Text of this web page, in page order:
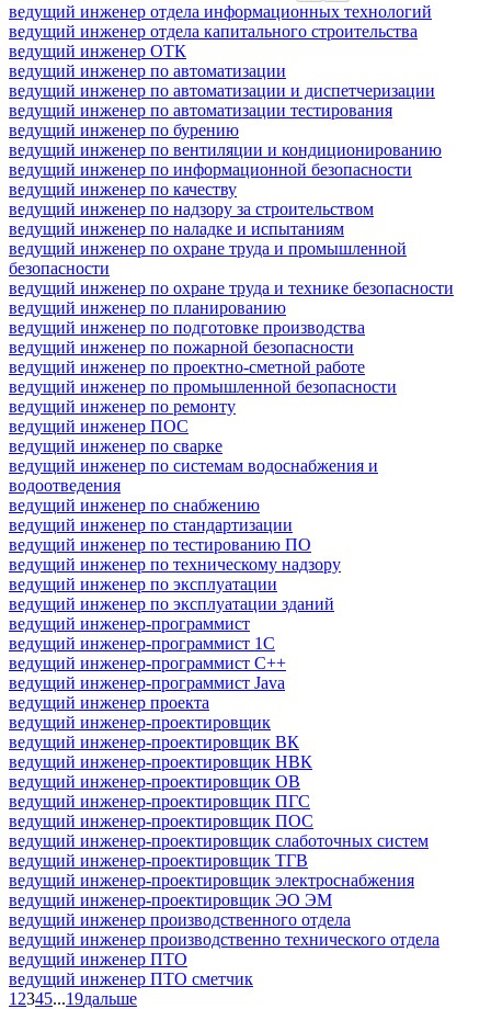
ведущий инженер отдела информационных технологий
ведущий инженер отдела капитального строительства
ведущий инженер ОТК
ведущий инженер по автоматизации
ведущий инженер по автоматизации и диспетчеризации
ведущий инженер по автоматизации тестирования
ведущий инженер по бурению
ведущий инженер по вентиляции и кондиционированию
ведущий инженер по информационной безопасности
ведущий инженер по качеству
ведущий инженер по надзору за строительством
ведущий инженер по наладке и испытаниям
ведущий инженер по охране труда и промышленной
безопасности
ведущий инженер по охране труда и технике безопасности
ведущий инженер по планированию
ведущий инженер по подготовке производства
ведущий инженер по пожарной безопасности
ведущий инженер по проектно-сметной работе
ведущий инженер по промышленной безопасности
ведущий инженер по ремонту
ведущий инженер ПОС
ведущий инженер по сварке
ведущий инженер по системам водоснабжения и
водоотведения
ведущий инженер по снабжению
ведущий инженер по стандартизации
ведущий инженер по тестированию ПО
ведущий инженер по техническому надзору
ведущий инженер по эксплуатации
ведущий инженер по эксплуатации зданий
ведущий инженер-программист
ведущий инженер-программист 1С
ведущий инженер-программист C++
ведущий инженер-программист Java
ведущий инженер проекта
ведущий инженер-проектировщик
ведущий инженер-проектировщик ВК
ведущий инженер-проектировщик НВК
ведущий инженер-проектировщик ОВ
ведущий инженер-проектировщик ПГС
ведущий инженер-проектировщик ПОС
ведущий инженер-проектировщик слаботочных систем
ведущий инженер-проектировщик ТГВ
ведущий инженер-проектировщик электроснабжения
ведущий инженер-проектировщик ЭО ЭМ
ведущий инженер производственного отдела
ведущий инженер производственно технического отдела
ведущий инженер ПТО
ведущий инженер ПТО сметчик
1 2345...19дальше